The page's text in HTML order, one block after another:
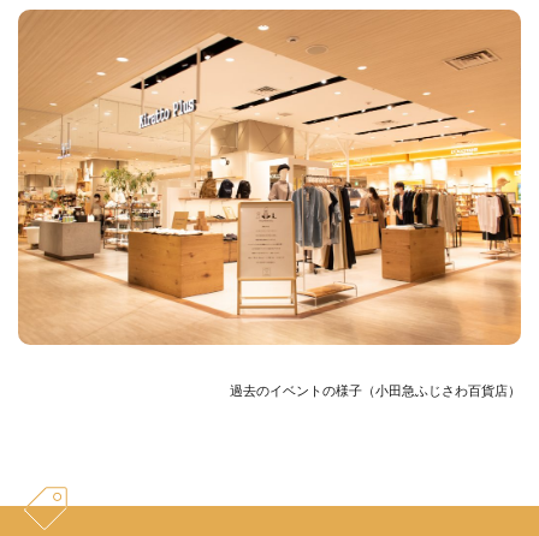
過去のイベントの様子（小田急ふじさわ百貨店）